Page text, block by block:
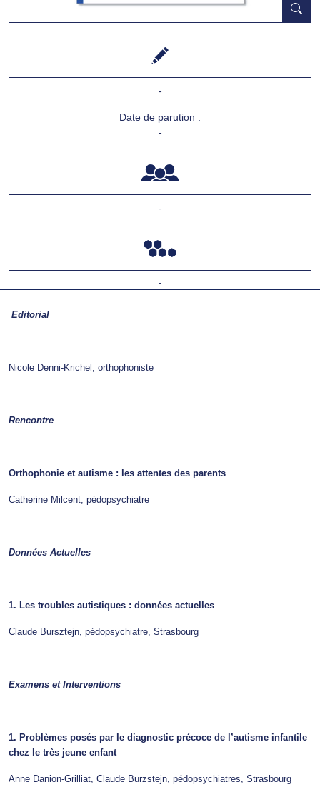
-
Date de parution :
-
-
-
Editorial
Nicole Denni-Krichel, orthophoniste
Rencontre
Orthophonie et autisme : les attentes des parents
Catherine Milcent, pédopsychiatre
Données Actuelles
1. Les troubles autistiques : données actuelles
Claude Bursztejn, pédopsychiatre, Strasbourg
Examens et Interventions
1. Problèmes posés par le diagnostic précoce de l’autisme infantile
chez le très jeune enfant
Anne Danion-Grilliat, Claude Burzstejn, pédopsychiatres, Strasbourg